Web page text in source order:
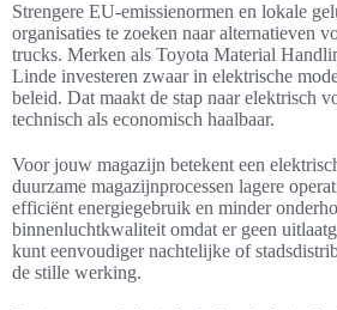
Strengere EU-emissienormen en lokale
organisaties te zoeken naar alternatieven
trucks. Merken als Toyota Material
Linde investeren zwaar in elektrische
beleid. Dat maakt de stap naar elektrisch
technisch als economisch haalbaar.
Voor jouw magazijn betekent een
duurzame magazijnprocessen lagere
efficiënt energiegebruik en minder
binnenluchtkwaliteit omdat er geen
kunt eenvoudiger nachtelijke of
de stille werking.